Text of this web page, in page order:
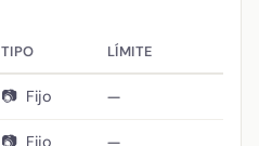
TIPO LÍMITE
📷 Fijo —